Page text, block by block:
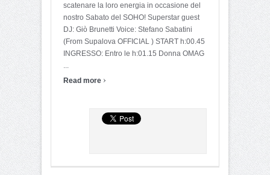
scatenare la loro energia in occasione del
nostro Sabato del SOHO! Superstar guest
DJ: Giò Brunetti Voice: Stefano Sabatini
(From Supalova OFFICIAL ) START h:00.45
INGRESSO: Entro le h:01.15 Donna OMAG
...
Read more ›